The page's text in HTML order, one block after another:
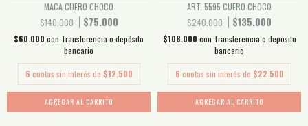
MACA CUERO CHOCO
$140.000
$75.000
$60.000 con Transferencia o depósito
bancario
6 cuotas sin interés de $12.500
AGREGAR AL CARRITO
ART. 5595 CUERO CHOCO
$240.000
$135.000
$108.000 con Transferencia o depósito
bancario
6 cuotas sin interés de $22.500
AGREGAR AL CARRITO